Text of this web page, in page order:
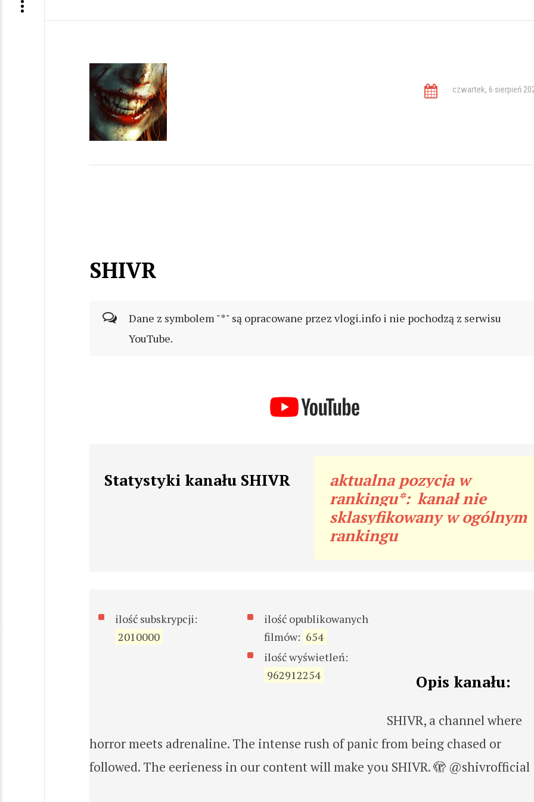
czwartek, 6 sierpień
SHIVR
Dane z symbolem "*" są opracowane przez vlogi.info i nie pochodzą z serwisu
YouTube.
Statystyki kanału SHIVR
aktualna pozycja w
rankingu*: kanał nie
sklasyfikowany w ogólnym
rankingu
ilość subskrypcji:
2010000
ilość opublikowanych
filmów: 654
ilość wyświetleń:
962912254
Opis kanału:
SHIVR, a channel where
horror meets adrenaline. The intense rush of panic from being chased or
followed. The eerieness in our content will make you SHIVR. 🫣 @shivrofficial